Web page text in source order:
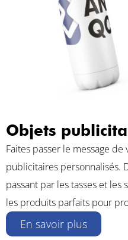
Objets
Faites passer le message
publicitaires personnalisés.
passant par les tasses et les
les produits parfaits pour
En savoir plus